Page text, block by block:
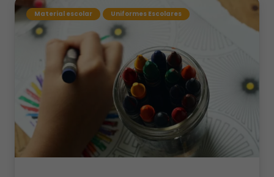
Material escolar Uniformes Escolares